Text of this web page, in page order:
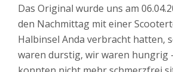
Das Original wurde uns am
den Nachmittag mit einer
Halbinsel Anda verbracht hatten,
waren durstig, wir waren hungrig